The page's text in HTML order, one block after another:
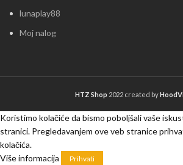
lunaplay88
Moj nalog
HTZ Shop 2022 created by
Koristimo kolačiće da bismo poboljšali vaše
stranici. Pregledavanjem ove veb stranice
kolačića.
Više informacija
Prihvati